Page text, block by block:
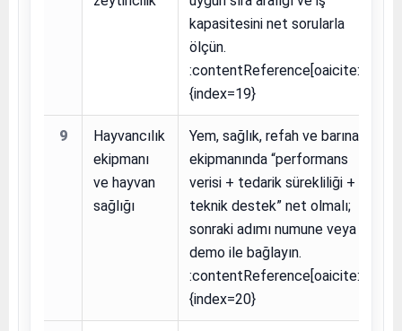
kapasitesini net sorularla
ölçün.
:contentReference[oaicite:19]
{index=19}
9
Hayvancılık
ekipmanı
ve hayvan
sağlığı
Yem, sağlık, refah ve barınak
ekipmanında “performans
verisi + tedarik sürekliliği +
teknik destek” net olmalı;
sonraki adımı numune veya
demo ile bağlayın.
:contentReference[oaicite:20]
{index=20}